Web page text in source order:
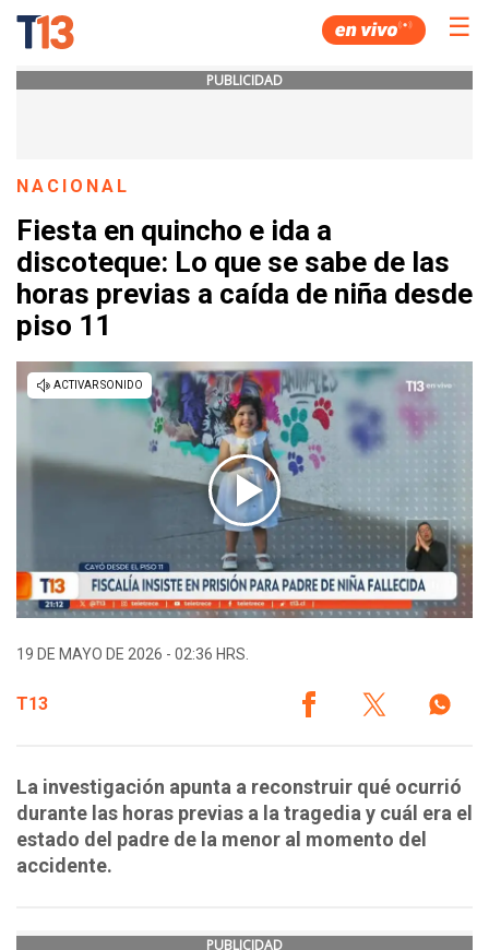
☰
PUBLICIDAD
NACIONAL
Fiesta en quincho e ida a
discoteque: Lo que se sabe de las
horas previas a caída de niña desde
piso 11
19 DE MAYO DE 2026 - 02:36 HRS.
T13
La investigación apunta a reconstruir qué ocurrió
durante las horas previas a la tragedia y cuál era el
estado del padre de la menor al momento del
accidente.
PUBLICIDAD